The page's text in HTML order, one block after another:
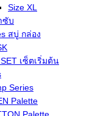
Size XL
ซับ
สบู่ กล่อง
เซ็ตเริ่มต้น
Series
Palette